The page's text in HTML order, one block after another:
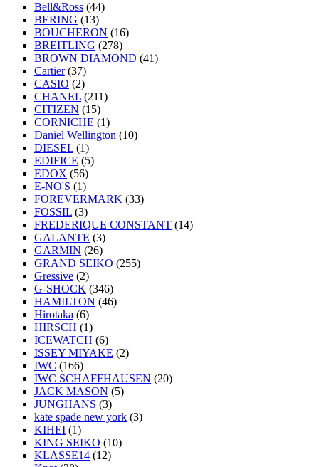
Bell&Ross (44)
BERING (13)
BOUCHERON (16)
BREITLING (278)
BROWN DIAMOND (41)
Cartier(37)
CASIO (2)
CHANEL (211)
CITIZEN (15)
CORNICHE (1)
Daniel Wellington (10)
DIESEL (1)
EDIFICE (5)
EDOX (56)
E-NO'S (1)
FOREVERMARK (33)
FOSSIL (3)
FREDERIQUE CONSTANT (14)
GALANTE (3)
GARMIN (26)
GRAND SEIKO (255)
Gressive (2)
G-SHOCK (346)
HAMILTON (46)
Hirotaka (6)
HIRSCH (1)
ICEWATCH (6)
ISSEY MIYAKE (2)
IWC (166)
IWC SCHAFFHAUSEN (20)
JACK MASON (5)
JUNGHANS (3)
kate spade new york (3)
KIHEI (1)
KING SEIKO (10)
KLASSE14 (12)